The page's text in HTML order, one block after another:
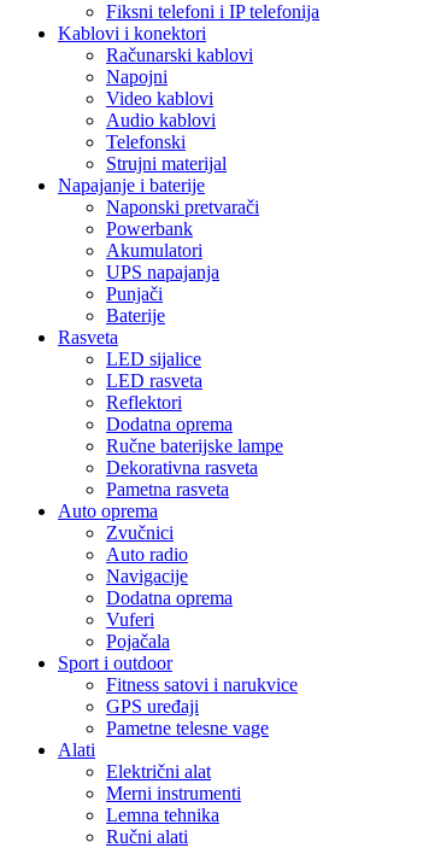
Fiksni telefoni i IP telefonija
Kablovi i konektori
Računarski kablovi
Napojni
Video kablovi
Audio kablovi
Telefonski
Strujni materijal
Napajanje i baterije
Naponski pretvarači
Powerbank
Akumulatori
UPS napajanja
Punjači
Baterije
Rasveta
LED sijalice
LED rasveta
Reflektori
Dodatna oprema
Ručne baterijske lampe
Dekorativna rasveta
Pametna rasveta
Auto oprema
Zvučnici
Auto radio
Navigacije
Dodatna oprema
Vuferi
Pojačala
Sport i outdoor
Fitness satovi i narukvice
GPS uređaji
Pametne telesne vage
Alati
Električni alat
Merni instrumenti
Lemna tehnika
Ručni alati